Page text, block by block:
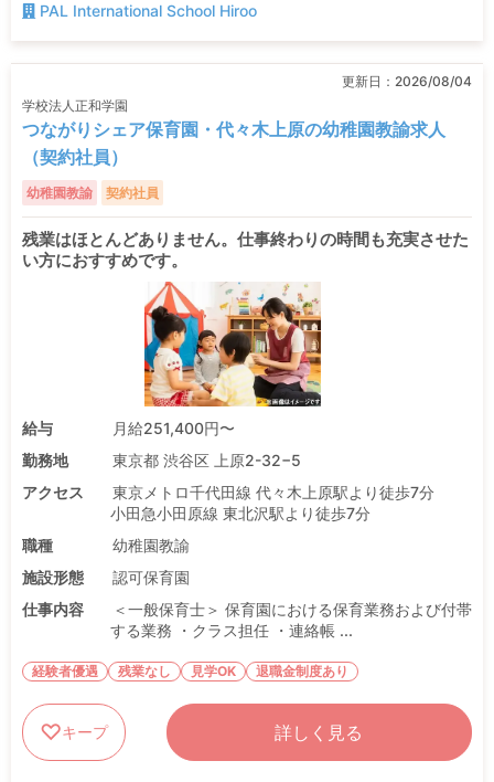
PAL International School Hiroo
更新日： 2026/08/04
学校法人正和学園
つながりシェア保育園・代々木上原の幼稚園教諭求人
（契約社員）
幼稚園教諭 契約社員
残業はほとんどありません。仕事終わりの時間も充実させた
い方におすすめです。
給与
月給251,400円〜
勤務地
東京都 渋谷区 上原2-32−5
アクセス
東京メトロ千代田線 代々木上原駅より徒歩7分
小田急小田原線 東北沢駅より徒歩7分
職種
幼稚園教諭
施設形態
認可保育園
仕事内容
＜一般保育士＞ 保育園における保育業務および付帯
する業務 ・クラス担任 ・連絡帳 ...
経験者優遇 残業なし 見学OK 退職金制度あり
キープ 詳しく見る